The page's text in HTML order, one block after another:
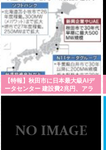
【特報】秋田市に日本最大級AIデ
ータセンター 建設費2兆円、アラ
ブ首長国連邦（UAE）が投資へ